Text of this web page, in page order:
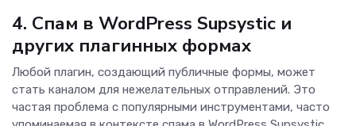
4. Спам в WordPress Supsystic и
других плагинных формах
Любой плагин, создающий публичные формы, может
стать каналом для нежелательных отправлений. Это
частая проблема с популярными инструментами, часто